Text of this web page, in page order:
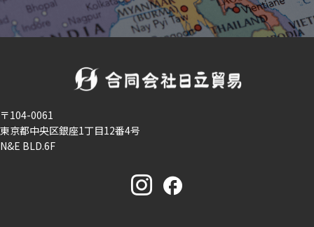
〒104-0061
東京都中央区銀座1丁目12番4号
N&E BLD.6F